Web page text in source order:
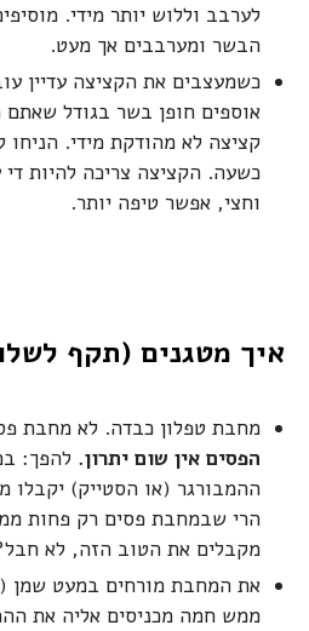
לערבב וללוש יותר מידי.
הבשר ומערבבים אך מעט.
כשמעצבים את הקציצה עדיין
אוספים חופן בשר בגודל שאתם
קציצה לא מהודקת מידי.
כשעה. הקציצה צריכה להיות
וחצי, אפשר טיפה יותר.
איך מטגנים (תקף
מחבת טפלון כבדה. לא מחבת
הפסים אין שום יתרון. להפך:
ההמבורגר (או הסטייק) יקבלו
הרי שבמחבת פסים רק פחות
מקבלים את הטוב הזה, לא
את המחבת מורחים במעט שמן
ממש חמה מכניסים אליה את